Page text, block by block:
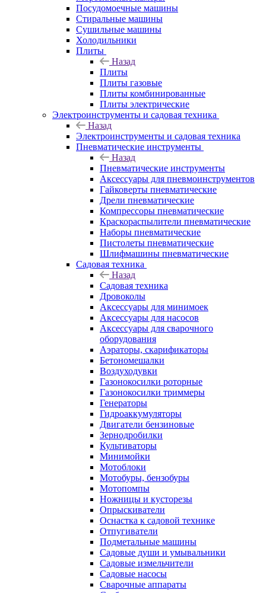
Посудомоечные машины
Стиральные машины
Сушильные машины
Холодильники
Плиты
Назад
Плиты
Плиты газовые
Плиты комбинированные
Плиты электрические
Электроинструменты и садовая техника
Назад
Электроинструменты и садовая техника
Пневматические инструменты
Назад
Пневматические инструменты
Аксессуары для пневмоинструментов
Гайковерты пневматические
Дрели пневматические
Компрессоры пневматические
Краскораспылители пневматические
Наборы пневматические
Пистолеты пневматические
Шлифмашины пневматические
Садовая техника
Назад
Садовая техника
Дровоколы
Аксессуары для минимоек
Аксессуары для насосов
Аксессуары для сварочного
оборудования
Аэраторы, скарификаторы
Бетономешалки
Воздуходувки
Газонокосилки роторные
Газонокосилки триммеры
Генераторы
Гидроаккумуляторы
Двигатели бензиновые
Зернодробилки
Культиваторы
Минимойки
Мотоблоки
Мотобуры, бензобуры
Мотопомпы
Ножницы и кусторезы
Опрыскиватели
Оснастка к садовой технике
Отпугиватели
Подметальные машины
Садовые души и умывальники
Садовые измельчители
Садовые насосы
Сварочные аппараты